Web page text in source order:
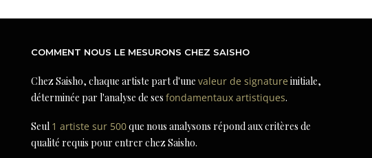
COMMENT NOUS LE MESURONS CHEZ SAISHO
Chez Saisho, chaque artiste part d'unevaleur de signature initiale,
déterminée par l'analyse de sesfondamentaux artistiques.
Seul 1 artiste sur 500que nous analysons répond aux critères de
qualité requis pour entrer chez Saisho.